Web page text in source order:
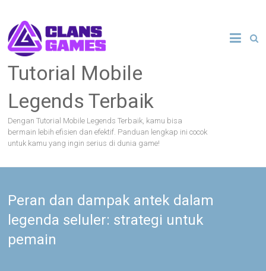
content
Tutorial Mobile
Legends Terbaik
Dengan Tutorial Mobile Legends Terbaik, kamu bisa
bermain lebih efisien dan efektif. Panduan lengkap ini cocok
untuk kamu yang ingin serius di dunia game!
Peran dan dampak antek dalam
legenda seluler: strategi untuk
pemain